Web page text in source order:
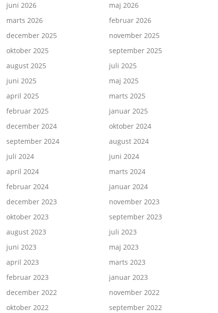
juni 2026
maj 2026
marts 2026
februar 2026
december 2025
november 2025
oktober 2025
september 2025
august 2025
juli 2025
juni 2025
maj 2025
april 2025
marts 2025
februar 2025
januar 2025
december 2024
oktober 2024
september 2024
august 2024
juli 2024
juni 2024
april 2024
marts 2024
februar 2024
januar 2024
december 2023
november 2023
oktober 2023
september 2023
august 2023
juli 2023
juni 2023
maj 2023
april 2023
marts 2023
februar 2023
januar 2023
december 2022
november 2022
oktober 2022
september 2022